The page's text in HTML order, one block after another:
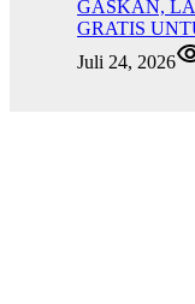
GASKAN,
GRATIS
Juli 24, 2026